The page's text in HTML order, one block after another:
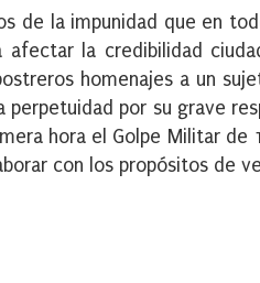
de la impunidad que en
la credibilidad
homenajes a un
por su grave
hora el Golpe Militar
con los propósitos de